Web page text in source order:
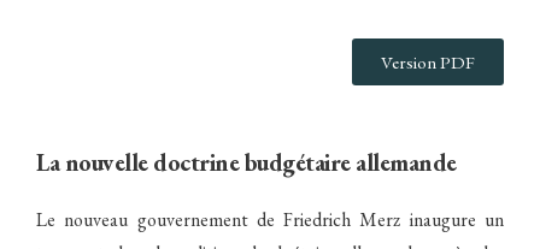
Version PDF
La nouvelle doctrine budgétaire allemande
Le nouveau gouvernement de Friedrich Merz inaugure un